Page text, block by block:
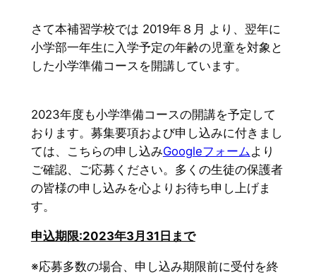
さて本補習学校では 2019年８月 より、翌年に
小学部一年生に入学予定の年齢の児童を対象と
した小学準備コースを開講しています。
2023年度も小学準備コースの開講を予定して
おります。募集要項および申し込みに付きまし
ては、こちらの申し込みGoogleフォーム より
ご確認、ご応募ください。多くの生徒の保護者
の皆様の申し込みを心よりお待ち申し上げま
す。
申込期限:2023年3月31日まで
※応募多数の場合、申し込み期限前に受付を終